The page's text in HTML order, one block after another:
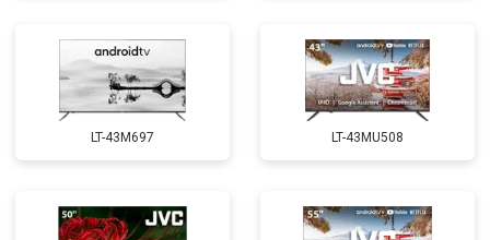
LT-43M697 LT-43MU508